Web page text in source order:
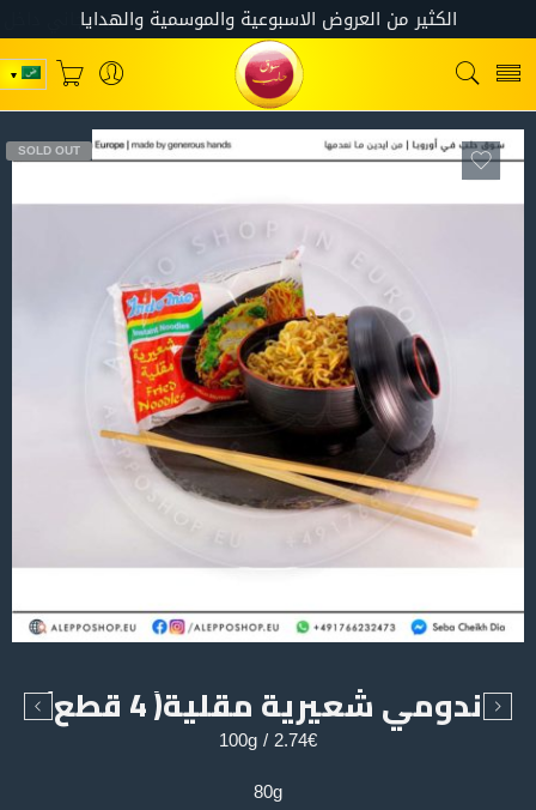
SOLD OUT
اندومي شعيرية مقلية( 4 قطع)
2.74€ / 100g
80g